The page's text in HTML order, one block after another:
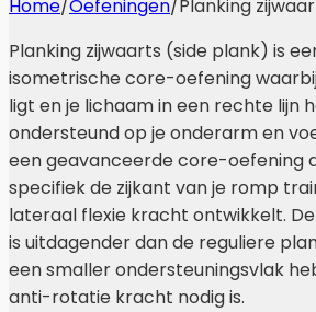
Home/Oefeningen/Planking
Planking zijwaarts (side plank) is
isometrische core-oefening
ligt en je lichaam in een rechte lijn
ondersteund op je onderarm en
een geavanceerde core-oefening
specifiek de zijkant van je romp
lateraal flexie kracht ontwikkelt.
is uitdagender dan de reguliere
een smaller ondersteuningsvlak
anti-rotatie kracht nodig is.